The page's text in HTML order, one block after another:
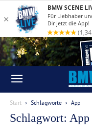
Start Schlagworte App
Schlagwort: App